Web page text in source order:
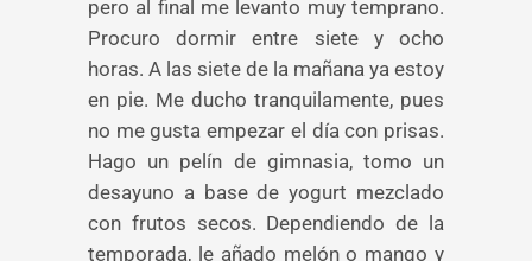
pero al final me levanto muy temprano.
Procuro dormir entre siete y ocho
horas. A las siete de la mañana ya estoy
en pie. Me ducho tranquilamente, pues
no me gusta empezar el día con prisas.
Hago un pelín de gimnasia, tomo un
desayuno a base de yogurt mezclado
con frutos secos. Dependiendo de la
temporada, le añado melón o mango y